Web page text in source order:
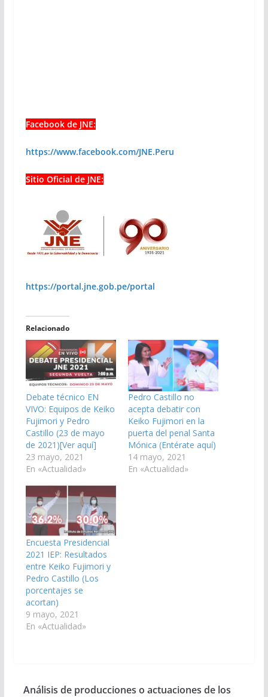
Facebook de JNE:
https://www.facebook.com/JNE.Peru
Sitio Oficial de JNE:
https://portal.jne.gob.pe/portal
Relacionado
Debate técnico EN
VIVO: Equipos de Keiko
Fujimori y Pedro
Castillo (23 de mayo
de 2021)[Ver aquí]
23 mayo, 2021
En «Actualidad»
Pedro Castillo no
acepta debatir con
Keiko Fujimori en la
puerta del penal Santa
Mónica (Entérate aquí)
14 mayo, 2021
En «Actualidad»
Encuesta Presidencial
2021 IEP: Resultados
entre Keiko Fujimori y
Pedro Castillo (Los
porcentajes se
acortan)
9 mayo, 2021
En «Actualidad»
Análisis de producciones o actuaciones de los